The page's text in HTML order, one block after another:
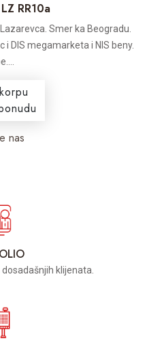
RR10a
Smer ka Beogradu.
DIS megamarketa i NIS beny.
nas
klijenata.